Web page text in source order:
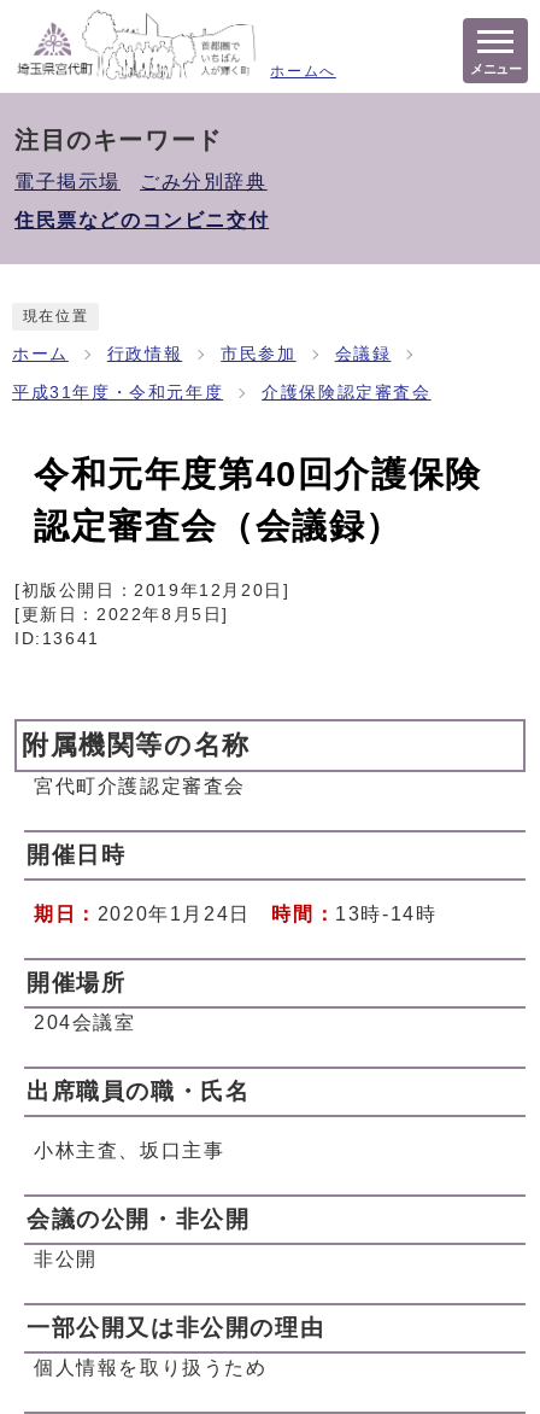
ホームへ メニュー
注目のキーワード
電子掲示場
ごみ分別辞典
住民票などのコンビニ交付
現在位置
ホーム 行政情報 市民参加 会議録
平成31年度・令和元年度 介護保険認定審査会
令和元年度第40回介護保険
認定審査会（会議録）
[初版公開日：2019年12月20日 ]
[更新日： 2022年8月5日]
ID:13641
附属機関等の名称
宮代町介護認定審査会
開催日時
期日： 2020年1月24日 時間： 13時-14時
開催場所
204会議室
出席職員の職・氏名
小林主査、坂口主事
会議の公開・非公開
非公開
一部公開又は非公開の理由
個人情報を取り扱うため